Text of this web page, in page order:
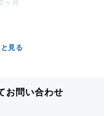
ヶ月
/ 北
ー
見る
お問い合わせ